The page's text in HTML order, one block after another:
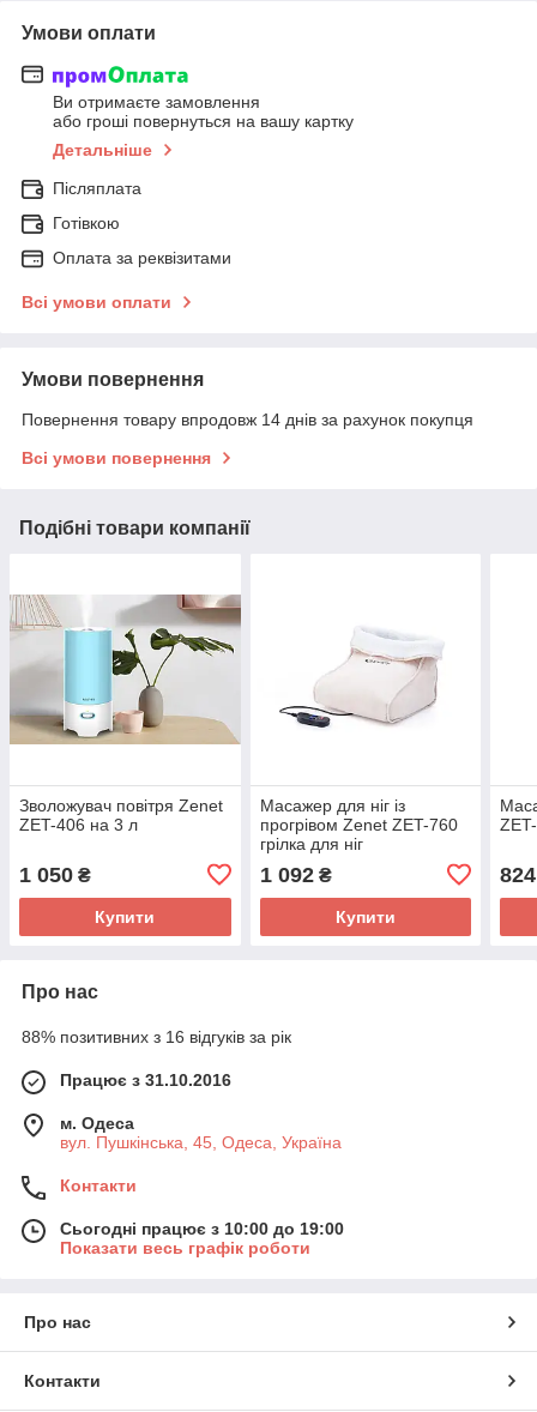
Умови оплати
Ви отримаєте замовлення
або гроші повернуться на вашу картку
Детальніше
Післяплата
Готівкою
Оплата за реквізитами
Всі умови оплати
Умови повернення
Повернення товару впродовж 14 днів за рахунок покупця
Всі умови повернення
Подібні товари компанії
Зволожувач повітря Zenet
ZET-406 на 3 л
1 050 ₴
Купити
Масажер для ніг із
прогрівом Zenet ZET-760
грілка для ніг
1 092₴
Купити
824
Про нас
88% позитивних з 16 відгуків за рік
Працює з 31.10.2016
м. Одеса
вул. Пушкінська, 45, Одеса, Україна
Контакти
Сьогодні працює з 10:00 до 19:00
Показати весь графік роботи
Про нас
Контакти